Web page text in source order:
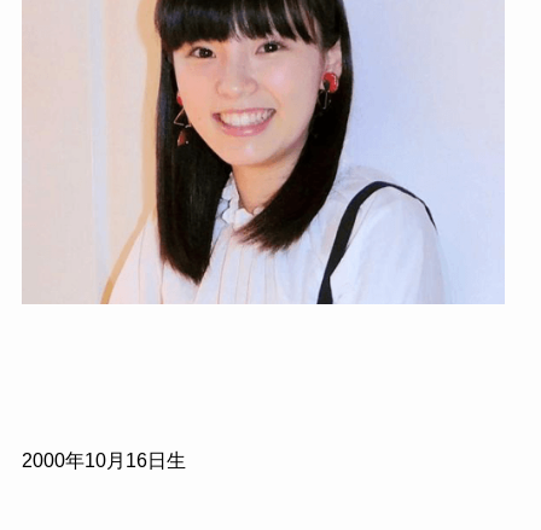
2000年10月16日生